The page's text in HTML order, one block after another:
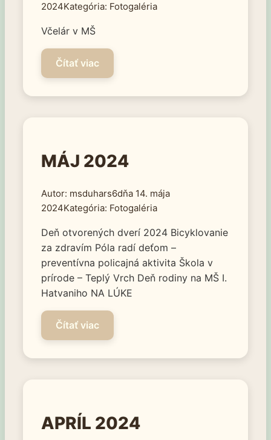
2024
Fotogaléria
Včelár v MŠ
MÁJ 2024
msduhars6
14. mája
2024
Fotogaléria
Deň otvorených dverí 2024 Bicyklovanie
za zdravím Póla radí deťom –
preventívna policajná aktivita Škola v
prírode – Teplý Vrch Deň rodiny na MŠ I.
Hatvaniho NA LÚKE
APRÍL 2024